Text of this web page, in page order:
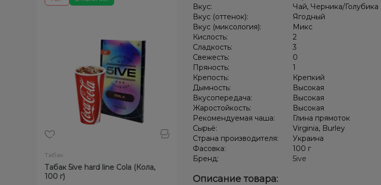
Табак
Табак 5ive hard line Cola (Кола,
100 г)
Вкус:
Чай, Черника/Голубика
Вкус (оттенок):
Ягодный
Вкус (миксология):
Микс
Кислость:
2
Сладкость:
3
Свежесть:
0
Пряность:
1
Крепость:
Крепкий
Дымность:
Высокая
Вкусопередача:
Высокая
Жаростойкость:
Высокая
Рекомендуемая чаша:
Глина прямоток
Сырьё:
Virginia, Burley
Страна производителя:
Украина
Фасовка:
100 г
Бренд:
5ive
Описание товара: